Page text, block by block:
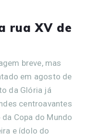
rua XV de
breve, mas
em agosto de
da Glória já
centroavantes
Copa do Mundo
e ídolo do